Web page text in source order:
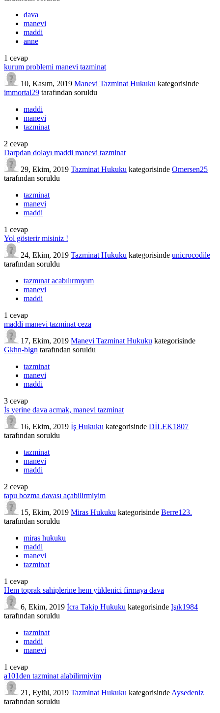
dava
manevi
maddi
anne
1 cevap
kurum problemi manevi tazminat
10, Kasım, 2019 Manevi Tazminat Hukuku kategorisinde
immortal29 tarafından soruldu
maddi
manevi
tazminat
2 cevap
Darpdan dolayı maddi manevi tazminat
29, Ekim, 2019 Tazminat Hukuku kategorisinde Omersen25
tarafından soruldu
tazminat
manevi
maddi
1 cevap
Yol gösterir misiniz !
24, Ekim, 2019 Tazminat Hukuku kategorisinde unicrocodile
tarafından soruldu
tazmınat acabılırmıyım
manevi
maddi
1 cevap
maddi manevi tazminat ceza
17, Ekim, 2019 Manevi Tazminat Hukuku kategorisinde
Gkhn-blgn tarafından soruldu
tazminat
manevi
maddi
3 cevap
İs yerine dava acmak, manevi tazminat
16, Ekim, 2019 İş Hukuku kategorisinde DİLEK1807
tarafından soruldu
tazminat
manevi
maddi
2 cevap
tapu bozma davası açabilirmiyim
15, Ekim, 2019 Miras Hukuku kategorisinde Berre123.
tarafından soruldu
miras hukuku
maddi
manevi
tazminat
1 cevap
Hem toprak sahiplerine hem yüklenici firmaya dava
6, Ekim, 2019 İcra Takip Hukuku kategorisinde Işık1984
tarafından soruldu
tazminat
maddi
manevi
1 cevap
a101den tazminat alabilirmiyim
21, Eylül, 2019 Tazminat Hukuku kategorisinde Aysedeniz
tarafından soruldu